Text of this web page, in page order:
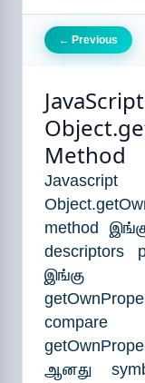
← Previous
JavaScript
Method
method
descriptors
இங்கு
ஆனது